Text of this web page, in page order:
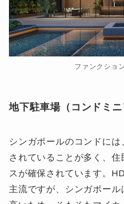
ファンクショ
地下駐車場（コンドミニ
シンガポールのコンドに
されていることが多く、
スが確保されています。
主流ですが、シンガポー